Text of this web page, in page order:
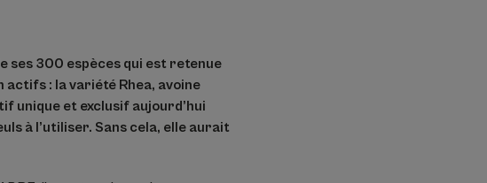
ses 300 espèces qui est retenue
actifs : la variété Rhea, avoine
unique et exclusif aujourd’hui
à l’utiliser. Sans cela, elle aurait